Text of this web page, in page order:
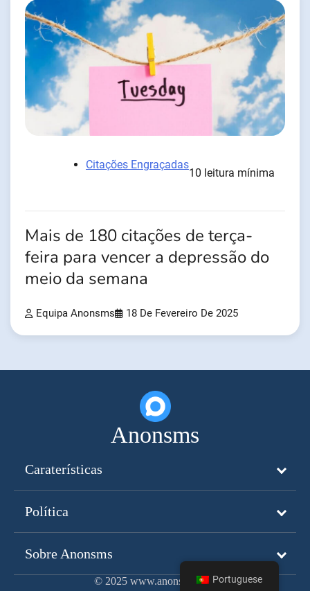
Citações Engraçadas
10 leitura mínima
Mais de 180 citações de terça-
feira para vencer a depressão do
meio da semana
Equipa Anonsms 18 De Fevereiro De 2025
Anonsms
Caraterísticas
Política
Sobre Anonsms
© 2025 www.anonsms.comPortuguese